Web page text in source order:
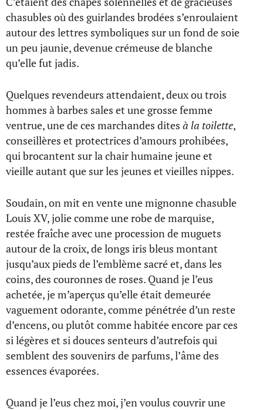
chasubles où des guirlandes brodées s’enroulaient
autour des lettres symboliques sur un fond de soie
un peu jaunie, devenue crémeuse de blanche
qu’elle fut jadis.
Quelques revendeurs attendaient, deux ou trois
hommes à barbes sales et une grosse femme
ventrue, une de ces marchandes dites à la toilette,
conseillères et protectrices d’amours prohibées,
qui brocantent sur la chair humaine jeune et
vieille autant que sur les jeunes et vieilles nippes.
Soudain, on mit en vente une mignonne chasuble
Louis XV, jolie comme une robe de marquise,
restée fraîche avec une procession de muguets
autour de la croix, de longs iris bleus montant
jusqu’aux pieds de l’emblème sacré et, dans les
coins, des couronnes de roses. Quand je l’eus
achetée, je m’aperçus qu’elle était demeurée
vaguement odorante, comme pénétrée d’un reste
d’encens, ou plutôt comme habitée encore par ces
si légères et si douces senteurs d’autrefois qui
semblent des souvenirs de parfums, l’âme des
essences évaporées.
Quand je l’eus chez moi, j’en voulus couvrir une